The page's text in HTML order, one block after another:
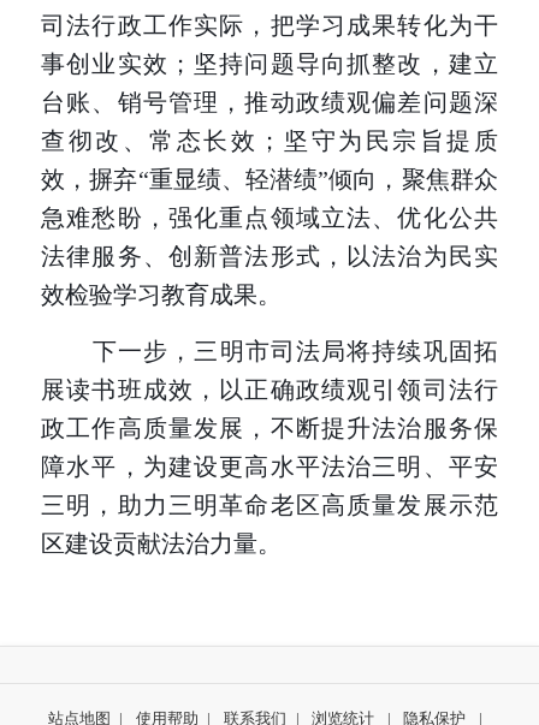
司法行政工作实际，把学习成果转化为干
事创业实效；坚持问题导向抓整改，建立
台账、销号管理，推动政绩观偏差问题深
查彻改、常态长效；坚守为民宗旨提质
效，摒弃“重显绩、轻潜绩”倾向，聚焦群众
急难愁盼，强化重点领域立法、优化公共
法律服务、创新普法形式，以法治为民实
效检验学习教育成果。
下一步，三明市司法局将持续巩固拓
展读书班成效，以正确政绩观引领司法行
政工作高质量发展，不断提升法治服务保
障水平，为建设更高水平法治三明、平安
三明，助力三明革命老区高质量发展示范
区建设贡献法治力量。
站点地图 | 使用帮助 | 联系我们 | 浏览统计 | 隐私保护 |